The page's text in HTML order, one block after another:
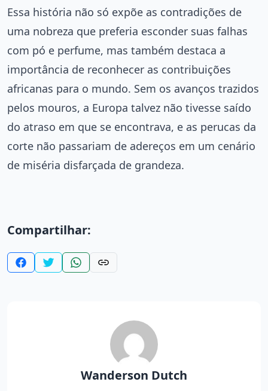
Essa história não só expõe as contradições de
uma nobreza que preferia esconder suas falhas
com pó e perfume, mas também destaca a
importância de reconhecer as contribuições
africanas para o mundo. Sem os avanços trazidos
pelos mouros, a Europa talvez não tivesse saído
do atraso em que se encontrava, e as perucas da
corte não passariam de adereços em um cenário
de miséria disfarçada de grandeza.
Compartilhar:
Wanderson Dutch